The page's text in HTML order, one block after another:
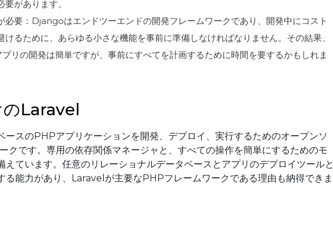
があります。
必要：Djangoはエンドツーエンドの開発フレームワークであり、開発中にコスト
けるために、あらゆる小さな機能を事前に準備しなければなりません。その結果、
リの開発は簡単ですが、事前にすべてを計画するために時間を要するかもしれま
のLaravel
スのPHPアプリケーションを開発、デプロイ、実行するためのオープンソ
クです。専用の依存関係マネージャと、すべての操作を簡単にするためのモ
えています。任意のリレーショナルデータベースとアプリのデプロイツールと
る能力があり、Laravelが主要なPHPフレームワークである理由も納得できま